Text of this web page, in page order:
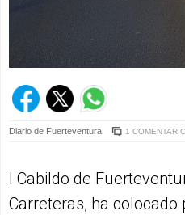
Diario de Fuerteventura 1
l Cabildo de
Carreteras, ha colocado